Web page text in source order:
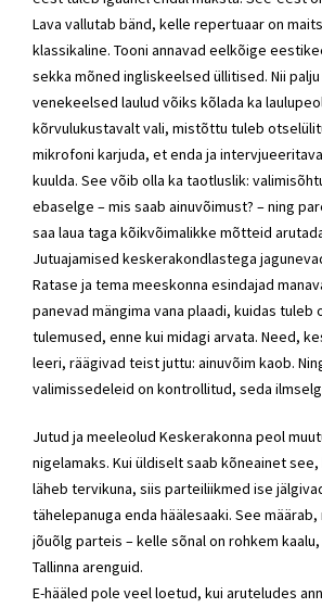
Lava vallutab bänd, kelle repertuaar on
klassikaline. Tooni annavad eelkõige
sekka mõned ingliskeelsed üllitised. Nii
venekeelsed laulud võiks kõlada ka
kõrvulukustavalt vali, mistõttu tuleb
mikrofoni karjuda, et enda ja
kuulda. See võib olla ka taotluslik:
ebaselge – mis saab ainuvõimust? – ning
saa laua taga kõikvõimalikke mõtteid
Jutuajamised keskerakondlastega
Ratase ja tema meeskonna esindajad
panevad mängima vana plaadi, kuidas tuleb
tulemused, enne kui midagi arvata. Need,
leeri, räägivad teist juttu: ainuvõim kaob.
valimissedeleid on kontrollitud, seda
Jutud ja meeleolud Keskerakonna peol
nigelamaks. Kui üldiselt saab kõneainet
läheb tervikuna, siis parteiliikmed ise
tähelepanuga enda häälesaaki. See
jõuõlg parteis – kelle sõnal on rohkem
Tallinna arenguid.
E-hääled pole veel loetud, kui aruteludes